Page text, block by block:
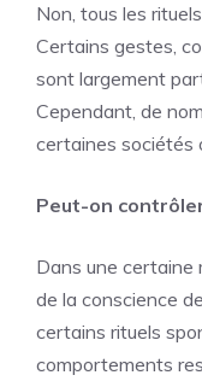
Non, tous les
Certains gestes,
sont largement
Cependant, de
certaines sociétés
Peut-on
Dans une certaine
de la conscience
certains rituels
comportements